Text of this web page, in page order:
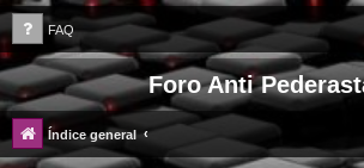
FAQ
Foro Anti
Índice general